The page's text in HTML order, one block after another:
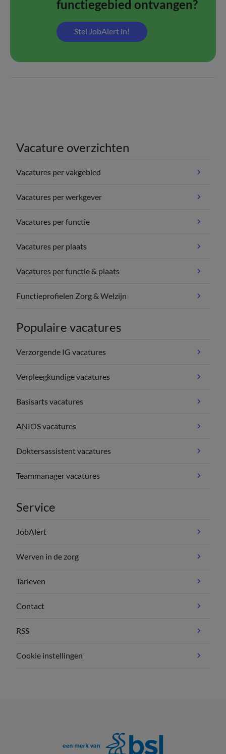
functiegebied ontvangen?
Stel JobAlert in!
Vacature overzichten
Vacatures per vakgebied
Vacatures per werkgever
Vacatures per functie
Vacatures per plaats
Vacatures per functie & plaats
Functieprofielen Zorg & Welzijn
Populaire vacatures
Verzorgende IG vacatures
Verpleegkundige vacatures
Basisarts vacatures
ANIOS vacatures
Doktersassistent vacatures
Teammanager vacatures
Service
JobAlert
Werven in de zorg
Tarieven
Contact
RSS
Cookie instellingen